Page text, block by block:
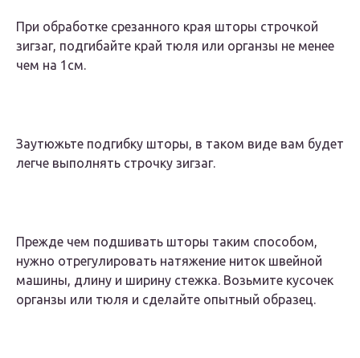
При обработке срезанного края шторы строчкой
зигзаг, подгибайте край тюля или органзы не менее
чем на 1см.
Заутюжьте подгибку шторы, в таком виде вам будет
легче выполнять строчку зигзаг.
Прежде чем подшивать шторы таким способом,
нужно отрегулировать натяжение ниток швейной
машины, длину и ширину стежка. Возьмите кусочек
органзы или тюля и сделайте опытный образец.